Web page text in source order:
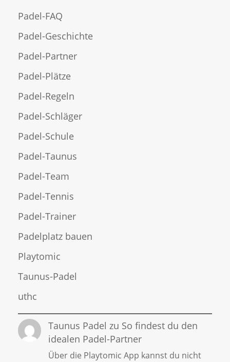
Padel-FAQ
Padel-Geschichte
Padel-Partner
Padel-Plätze
Padel-Regeln
Padel-Schläger
Padel-Schule
Padel-Taunus
Padel-Team
Padel-Tennis
Padel-Trainer
Padelplatz bauen
Playtomic
Taunus-Padel
uthc
Taunus Padel zu So findest du den
idealen Padel-Partner
Über die Playtomic App kannst du nicht